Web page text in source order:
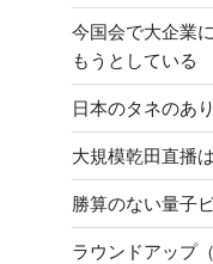
今国会で大企業
もうとしている
日本のタネのあ
大規模乾田直播
勝算のない量子
ラウンドアップ